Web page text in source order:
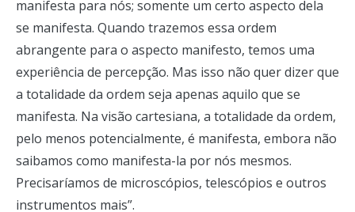
manifesta para nós; somente um certo aspecto dela
se manifesta. Quando trazemos essa ordem
abrangente para o aspecto manifesto, temos uma
experiência de percepção. Mas isso não quer dizer que
a totalidade da ordem seja apenas aquilo que se
manifesta. Na visão cartesiana, a totalidade da ordem,
pelo menos potencialmente, é manifesta, embora não
saibamos como manifesta-la por nós mesmos.
Precisaríamos de microscópios, telescópios e outros
instrumentos mais”.